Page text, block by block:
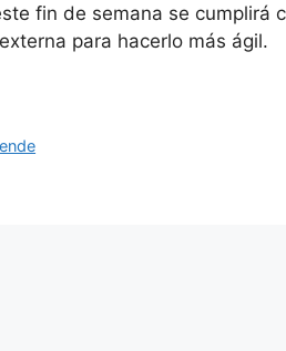
fin de semana se cumplirá
para hacerlo más ágil.